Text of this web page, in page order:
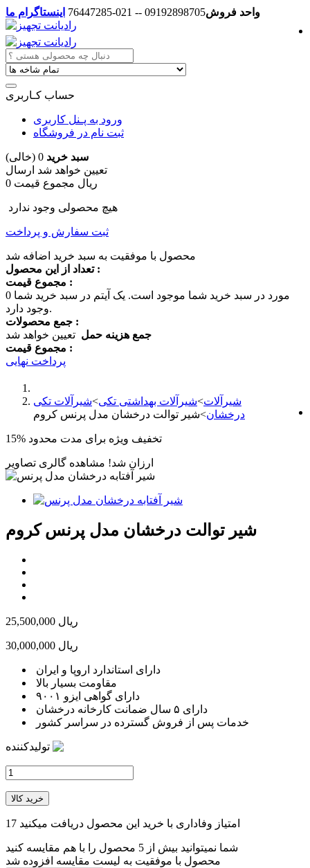
واحد فروش09192898705 -- 021-76447285 اینستاگرام ما
حساب کـاربری
ورود به پـنل کاربری
ثبت نام در فروشگاه
سبد خرید 0 (خالی)
تعیین خواهد شد ارسال
0 ریال مجموع قیمت
هیچ محصولی وجود ندارد
ثبت سفارش و پرداخت
محصول با موفقیت به سبد خرید اضافه شد
تعداد از این محصول :
مجموع قیمت :
0
مورد در سبد خرید شما موجود است. یک آیتم در سبد خرید شما
وجود دارد.
جمع محصولات :
جمع هزینه حمل تعیین خواهد شد
مجموع قیمت :
پرداخت نهایی
شیرآلات>شیرآلات بهداشتی تکی>شیرآلات تکی
درخشان>شیر توالت درخشان مدل پرنس کروم
15% تخفیف ویژه برای مدت محدود
ارزان شد! مشاهده گالری تصاویر
شیر توالت درخشان مدل پرنس کروم
25,500,000 ریال
30,000,000 ریال
دارای استاندارد اروپا و ایران
مقاومت بسیار بالا
دارای گواهی ایزو ۹۰۰۱
دارای ۵ سال ضمانت کارخانه درخشان
خدمات پس از فروش گسترده در سراسر کشور
تولیدکننده
خرید کالا
17 امتیاز وفاداری با خرید این محصول دریافت میکنید
شما نمیتوانید بیش از 5 محصول را با هم مقایسه کنید
محصول با موفقیت به لیست مقایسه افزوده شد